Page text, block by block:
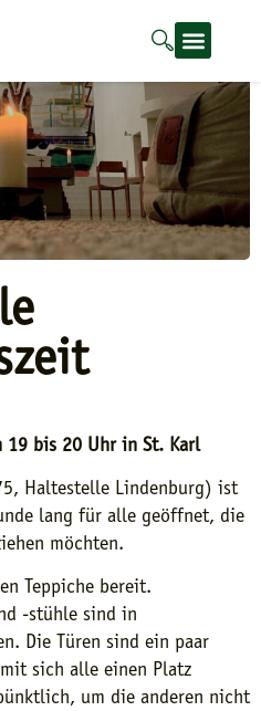
19 bis 20 Uhr in St. Karl
Haltestelle Lindenburg) ist
lang für alle geöffnet, die
möchten.
Teppiche bereit.
-stühle sind in
Die Türen sind ein paar
sich alle einen Platz
um die anderen nicht